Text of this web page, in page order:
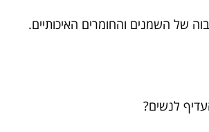
של השמנים והחומרים האיכותיים.
לנשים?